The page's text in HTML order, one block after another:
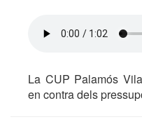
La CUP Palamós
en contra dels